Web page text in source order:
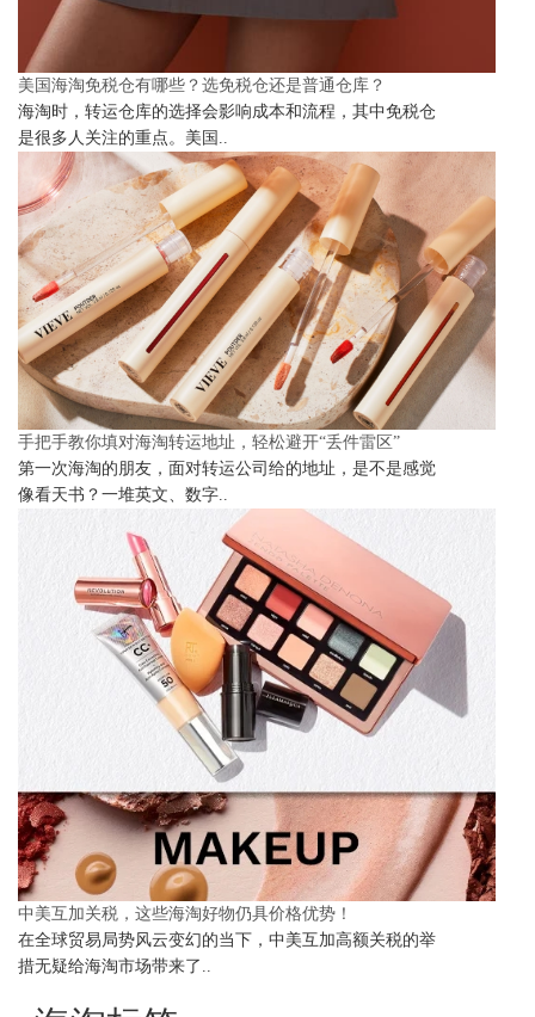
美国海淘免税仓有哪些？选免税仓还是普通仓库？
海淘时，转运仓库的选择会影响成本和流程，其中免税仓
是很多人关注的重点。美国..
手把手教你填对海淘转运地址，轻松避开“丢件雷区”
第一次海淘的朋友，面对转运公司给的地址，是不是感觉
像看天书？一堆英文、数字..
中美互加关税，这些海淘好物仍具价格优势！
在全球贸易局势风云变幻的当下，中美互加高额关税的举
措无疑给海淘市场带来了..